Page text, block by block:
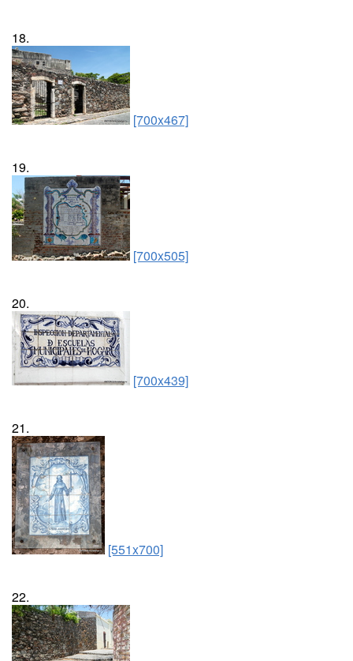
18.
[700x467]
19.
[700x505]
20.
[700x439]
21.
[551x700]
22.